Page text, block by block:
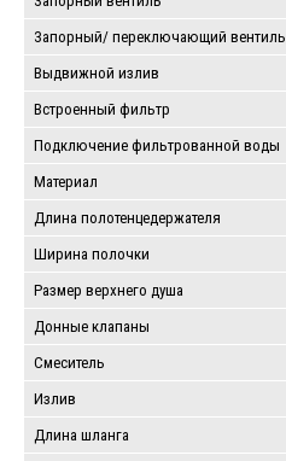
Запорный/ переключающий вентиль
Выдвижной излив
Встроенный фильтр
Подключение фильтрованной воды
Материал
Длина полотенцедержателя
Ширина полочки
Размер верхнего душа
Донные клапаны
Смеситель
Излив
Длина шланга